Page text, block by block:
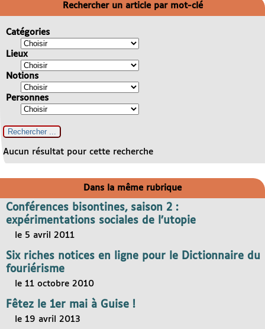
Rechercher un article par mot-clé
Catégories
Lieux
Notions
Personnes
Aucun résultat pour cette recherche
Dans la même rubrique
Conférences bisontines, saison 2 :
expérimentations sociales de l’utopie
le 5 avril 2011
Six riches notices en ligne pour le Dictionnaire du
fouriérisme
le 11 octobre 2010
Fêtez le 1er mai à Guise !
le 19 avril 2013